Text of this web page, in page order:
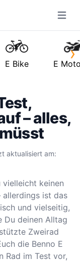
Open
›
E Bike E
– alles,
aktualisiert am:
vielleicht keinen
allerdings ist das
und vielseitig,
Du deinen Alltag
Zweirad
die Benno E
Rad im Test vor,